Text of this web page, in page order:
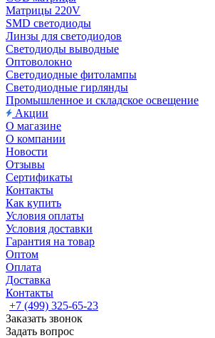
Матрицы 220V
SMD светодиоды
Линзы для светодиодов
Светодиоды выводные
Оптоволокно
Светодиодные фитолампы
Светодиодные гирлянды
Промышленное и складское освещение
Акции
О магазине
О компании
Новости
Отзывы
Сертификаты
Контакты
Как купить
Условия оплаты
Условия доставки
Гарантия на товар
Оптом
Оплата
Доставка
Контакты
+7 (499) 325-65-23
Заказать звонок
Задать вопрос